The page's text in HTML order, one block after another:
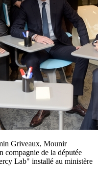
Griveaux, Mounir
compagnie de la députée
Lab" installé au ministère